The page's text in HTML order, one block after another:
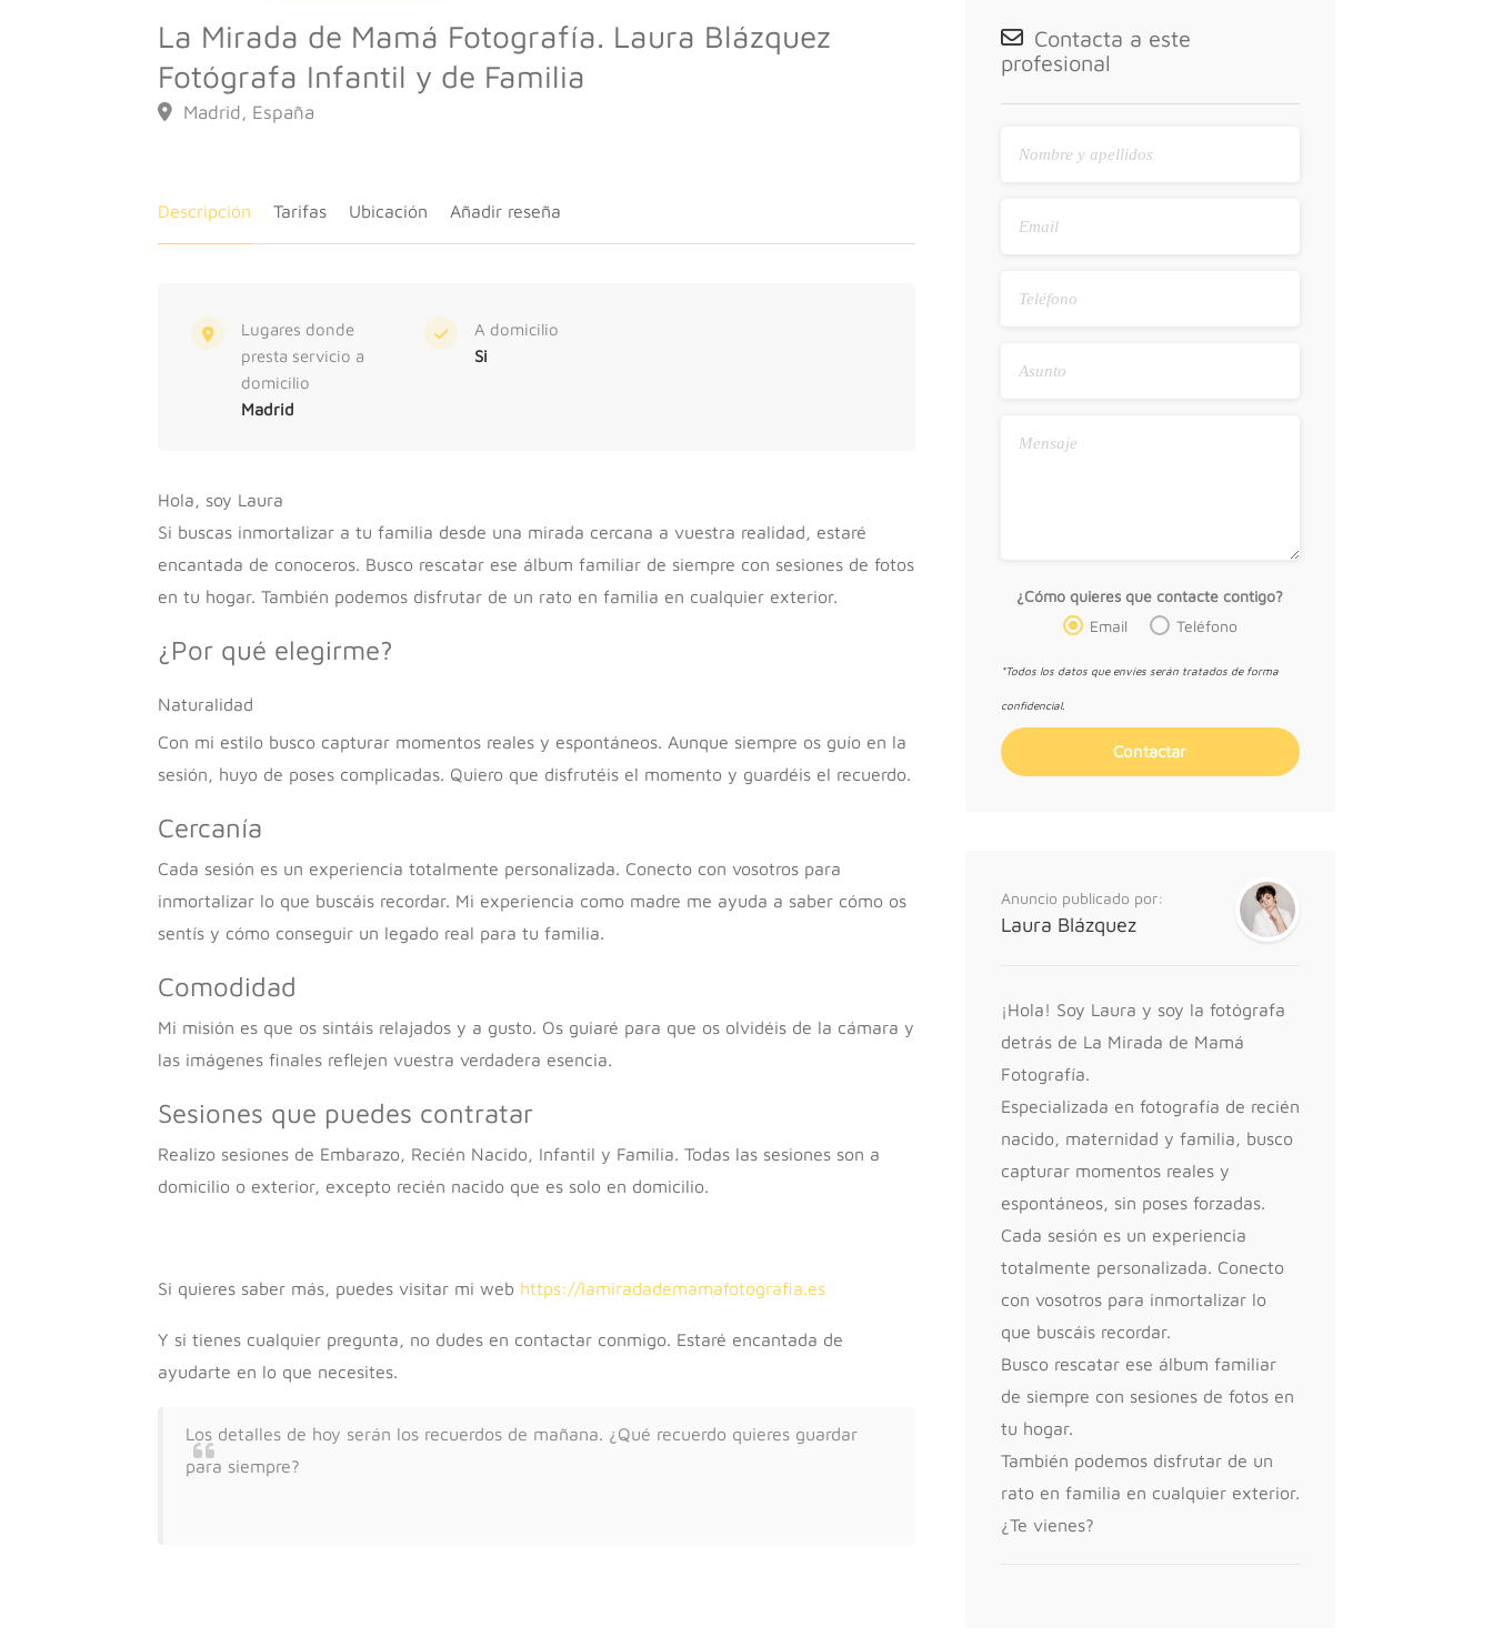
La Mirada de Mamá Fotografía. Laura Blázquez
Fotógrafa Infantil y de Familia
Madrid, España
Descripción Tarifas Ubicación Añadir reseña
Lugares donde
presta servicio a
domicilio
Madrid
A domicilio
Si
Hola, soy Laura
Si buscas inmortalizar a tu familia desde una mirada cercana a vuestra realidad, estaré
encantada de conoceros. Busco rescatar ese álbum familiar de siempre con sesiones de fotos
en tu hogar. También podemos disfrutar de un rato en familia en cualquier exterior.
¿Por qué elegirme?
Naturalidad
Con mi estilo busco capturar momentos reales y espontáneos. Aunque siempre os guío en la
sesión, huyo de poses complicadas. Quiero que disfrutéis el momento y guardéis el recuerdo.
Cercanía
Cada sesión es un experiencia totalmente personalizada. Conecto con vosotros para
inmortalizar lo que buscáis recordar. Mi experiencia como madre me ayuda a saber cómo os
sentís y cómo conseguir un legado real para tu familia.
Comodidad
Mi misión es que os sintáis relajados y a gusto. Os guiaré para que os olvidéis de la cámara y
las imágenes finales reflejen vuestra verdadera esencia.
Sesiones que puedes contratar
Realizo sesiones de Embarazo, Recién Nacido, Infantil y Familia. Todas las sesiones son a
domicilio o exterior, excepto recién nacido que es solo en domicilio.
Si quieres saber más, puedes visitar mi web https://lamiradademamafotografia.es
Y si tienes cualquier pregunta, no dudes en contactar conmigo. Estaré encantada de
ayudarte en lo que necesites.
Los detalles de hoy serán los recuerdos de mañana. ¿Qué recuerdo quieres guardar
para siempre?
Contacta a este
profesional
¿Cómo quieres que contacte contigo?
Email
Teléfono
*Todos los datos que envíes serán tratados de forma
confidencial.
Anuncio publicado por:
Laura Blázquez
¡Hola! Soy Laura y soy la fotógrafa
detrás de La Mirada de Mamá
Fotografía.
Especializada en fotografía de recién
nacido, maternidad y familia, busco
capturar momentos reales y
espontáneos, sin poses forzadas.
Cada sesión es un experiencia
totalmente personalizada. Conecto
con vosotros para inmortalizar lo
que buscáis recordar.
Busco rescatar ese álbum familiar
de siempre con sesiones de fotos en
tu hogar.
También podemos disfrutar de un
rato en familia en cualquier exterior.
¿Te vienes?